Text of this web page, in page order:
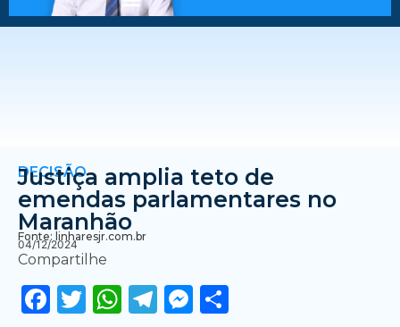
DECISÃO
Justiça amplia teto de
emendas parlamentares no
Maranhão
Fonte: linharesjr.com.br
04/12/2024
Compartilhe
Facebook
Twitter
WhatsApp
Telegram
Messenger